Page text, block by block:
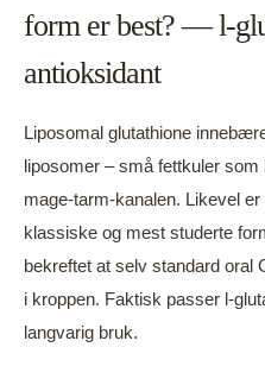
form er best? — l-
antioksidant
Liposomal glutathione
liposomer – små fettkuler
mage-tarm-kanalen. Likevel
klassiske og mest studerte
bekreftet at selv standard oral
i kroppen. Faktisk passer l-
langvarig bruk.